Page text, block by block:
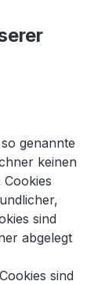
genannte
keinen
sind
abgelegt
sind